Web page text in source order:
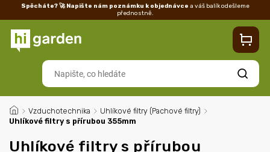
Spěcháte? 🚀 Napište nám poznámku k objednávce a váš balík odešleme
přednostně.
Vrácení/reklamace
Hledat
/ Vzduchotechnika / Uhlíkové filtry (Pachové filtry) /
Uhlíkové filtry s přírubou 355mm
Uhlíkové filtry s přírubou